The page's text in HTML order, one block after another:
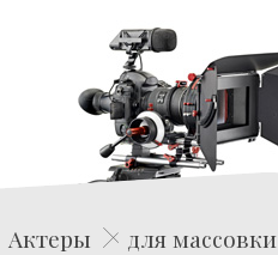
Актеры для массовки